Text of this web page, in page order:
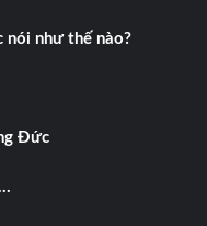
như thế nào?
Đức